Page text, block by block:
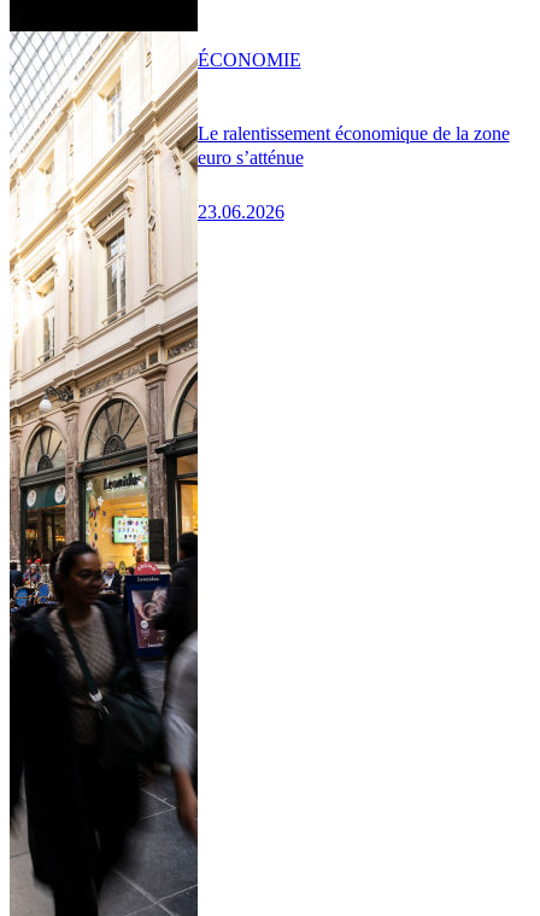
Le ralentissement économique de la zone
euro s’atténue
23.06.2026
ÉCONOMIE